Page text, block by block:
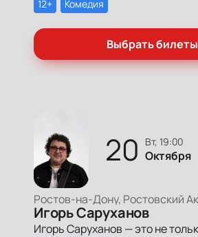
12+ Комедия
Выбрать билеты
20 вт, 19:00
Октября
Игорь Саруханов